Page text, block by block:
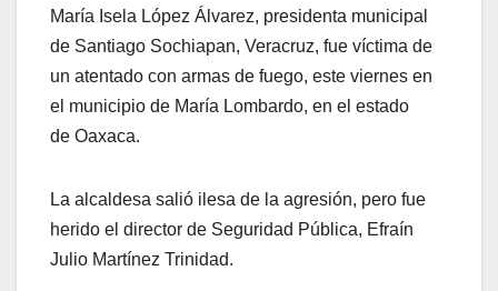
María Isela López Álvarez, presidenta municipal
de Santiago Sochiapan, Veracruz, fue víctima de
un atentado con armas de fuego, este viernes en
el municipio de María Lombardo, en el estado
de Oaxaca.
La alcaldesa salió ilesa de la agresión, pero fue
herido el director de Seguridad Pública, Efraín
Julio Martínez Trinidad.